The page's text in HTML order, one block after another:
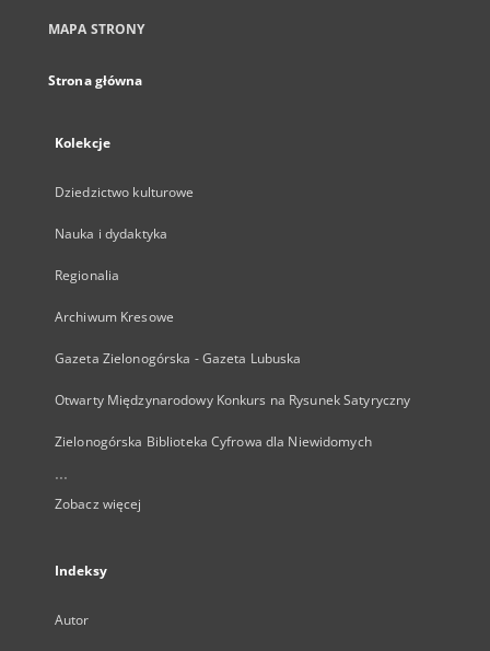
MAPA STRONY
Strona główna
Kolekcje
Dziedzictwo kulturowe
Nauka i dydaktyka
Regionalia
Archiwum Kresowe
Gazeta Zielonogórska - Gazeta Lubuska
Otwarty Międzynarodowy Konkurs na Rysunek Satyryczny
Zielonogórska Biblioteka Cyfrowa dla Niewidomych
...
Zobacz więcej
Indeksy
Autor